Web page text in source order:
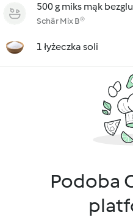
500 g miks mąk
Schär Mix B®
1 łyżeczka soli
Podoba